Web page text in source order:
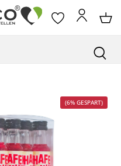
(6% GESPART)